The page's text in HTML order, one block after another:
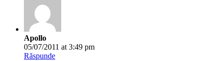
Apollo
05/07/2011 at 3:49 pm
Răspunde